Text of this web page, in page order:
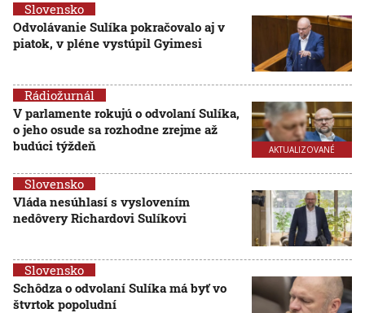
Slovensko
Odvolávanie Sulíka pokračovalo aj v
piatok, v pléne vystúpil Gyimesi
AKTUALIZOVANÉ
Rádiožurnál
V parlamente rokujú o odvolaní Sulíka,
o jeho osude sa rozhodne zrejme až
budúci týždeň
Slovensko
Vláda nesúhlasí s vyslovením
nedôvery Richardovi Sulíkovi
Slovensko
Schôdza o odvolaní Sulíka má byť vo
štvrtok popoludní